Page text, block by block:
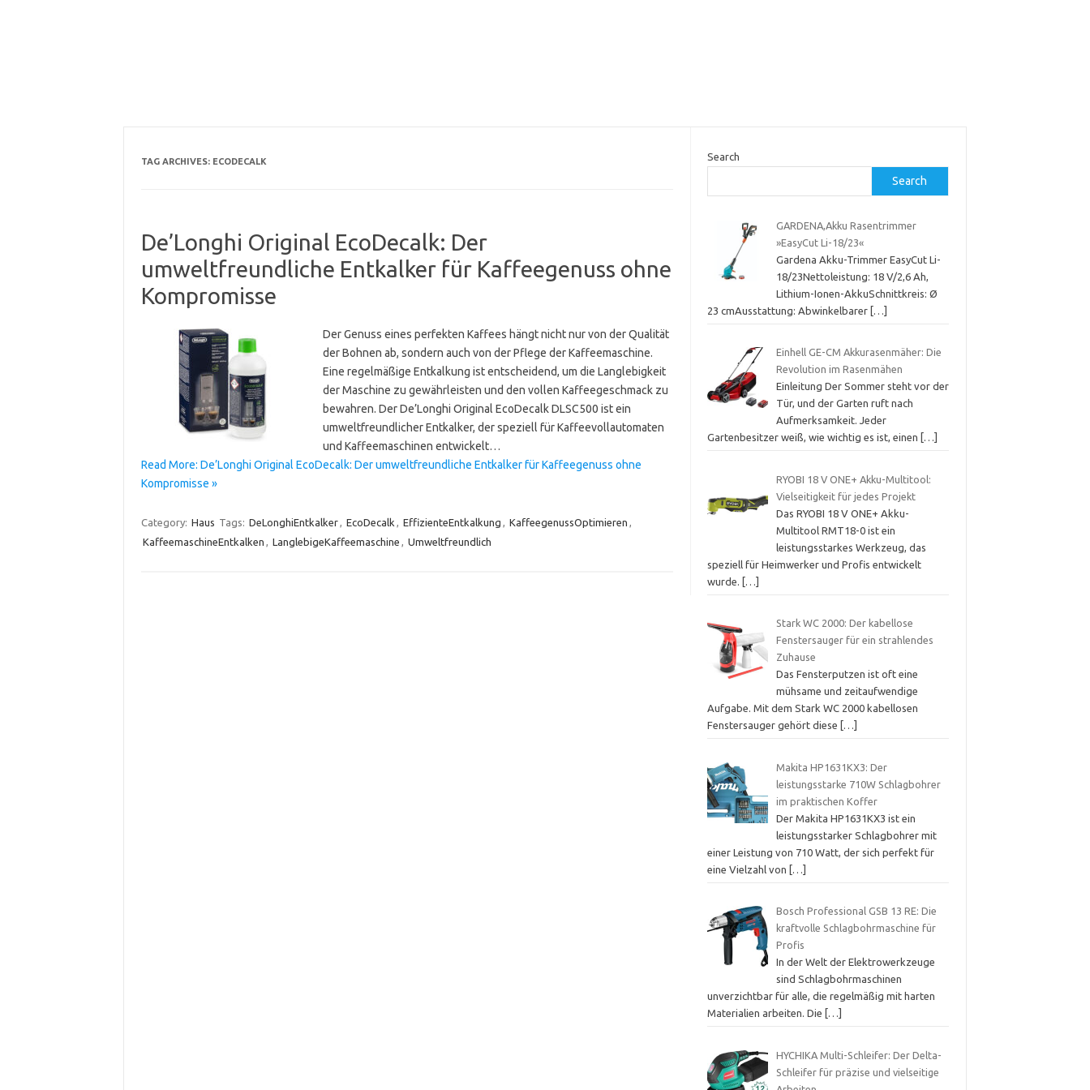
TAG ARCHIVES: ECODECALK
De’Longhi Original EcoDecalk: Der
umweltfreundliche Entkalker für Kaffeegenuss ohne
Kompromisse
Der Genuss eines perfekten Kaffees hängt nicht nur von der Qualität
der Bohnen ab, sondern auch von der Pflege der Kaffeemaschine.
Eine regelmäßige Entkalkung ist entscheidend, um die Langlebigkeit
der Maschine zu gewährleisten und den vollen Kaffeegeschmack zu
bewahren. Der De’Longhi Original EcoDecalk DLSC500 ist ein
umweltfreundlicher Entkalker, der speziell für Kaffeevollautomaten
und Kaffeemaschinen entwickelt…
Read More: De’Longhi Original EcoDecalk: Der umweltfreundliche Entkalker für Kaffeegenuss ohne
Kompromisse »
Category: Haus Tags: DeLonghiEntkalker, EcoDecalk , EffizienteEntkalkung , KaffeegenussOptimieren ,
KaffeemaschineEntkalken , LanglebigeKaffeemaschine , Umweltfreundlich
Search
Search
GARDENA,Akku Rasentrimmer
»EasyCut Li-18/23«
Gardena Akku-Trimmer EasyCut Li-
18/23Nettoleistung: 18 V/2,6 Ah,
Lithium-Ionen-AkkuSchnittkreis: Ø
23 cmAusstattung: Abwinkelbarer […]
Einhell GE-CM Akkurasenmäher: Die
Revolution im Rasenmähen
Einleitung Der Sommer steht vor der
Tür, und der Garten ruft nach
Aufmerksamkeit. Jeder
Gartenbesitzer weiß, wie wichtig es ist, einen
[…]
RYOBI 18 V ONE+ Akku-Multitool:
Vielseitigkeit für jedes Projekt
Das RYOBI 18 V ONE+ Akku-
Multitool RMT18-0 ist ein
leistungsstarkes Werkzeug, das
speziell für Heimwerker und Profis entwickelt
wurde.
[…]
Stark WC 2000: Der kabellose
Fenstersauger für ein strahlendes
Zuhause
Das Fensterputzen ist oft eine
mühsame und zeitaufwendige
Aufgabe. Mit dem Stark WC 2000 kabellosen
Fenstersauger gehört diese
[…]
Makita HP1631KX3: Der
leistungsstarke 710W Schlagbohrer
im praktischen Koffer
Der Makita HP1631KX3 ist ein
leistungsstarker Schlagbohrer mit
einer Leistung von 710 Watt, der sich perfekt für
eine Vielzahl von
[…]
Bosch Professional GSB 13 RE: Die
kraftvolle Schlagbohrmaschine für
Profis
In der Welt der Elektrowerkzeuge
sind Schlagbohrmaschinen
unverzichtbar für alle, die regelmäßig mit harten
Materialien arbeiten. Die
[…]
HYCHIKA Multi-Schleifer: Der Delta-
Schleifer für präzise und vielseitige